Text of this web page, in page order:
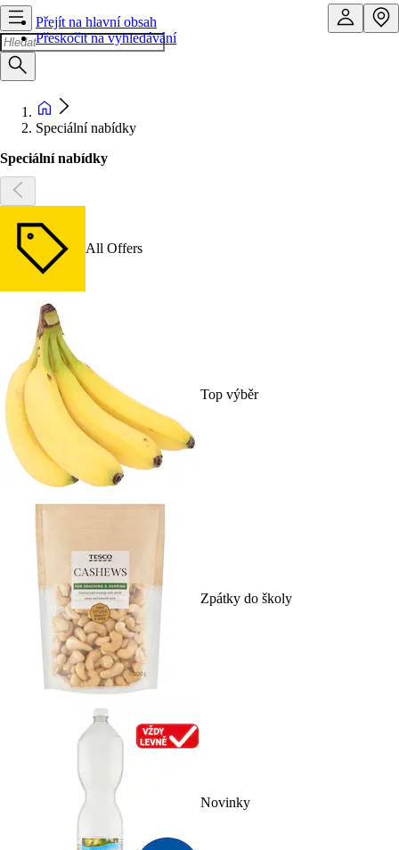
Přejít na hlavní obsah
Přeskočit na vyhledávání
Speciální nabídky
Speciální nabídky
All Offers
Top výběr
Zpátky do školy
Novinky